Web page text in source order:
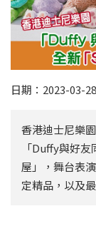
日期：2023-03-28
香港迪士尼樂
「Duffy與好
屋」，舞台表
定精品，以及